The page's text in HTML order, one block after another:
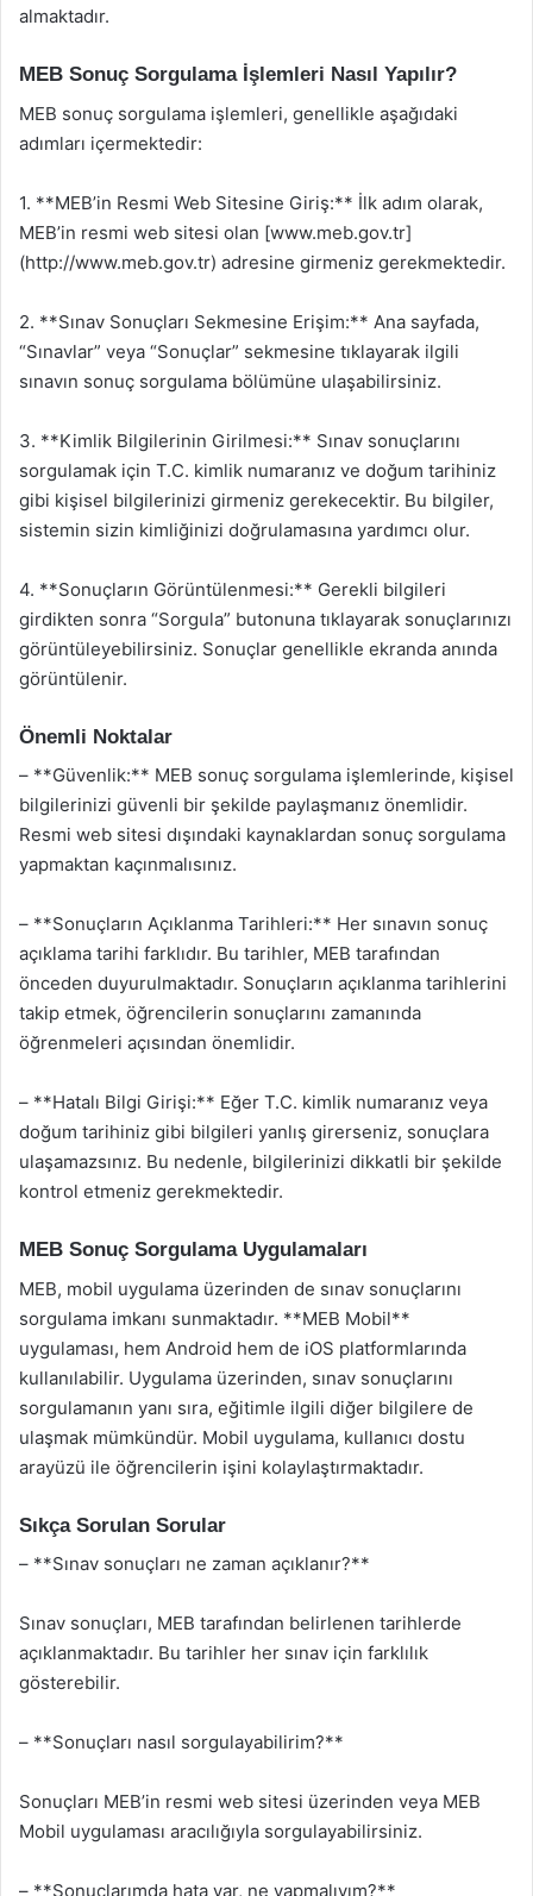
almaktadır.
MEB Sonuç Sorgulama İşlemleri Nasıl Yapılır?
MEB sonuç sorgulama işlemleri, genellikle aşağıdaki
adımları içermektedir:
1. **MEB’in Resmi Web Sitesine Giriş:** İlk adım olarak,
MEB’in resmi web sitesi olan [www.meb.gov.tr]
(http://www.meb.gov.tr) adresine girmeniz gerekmektedir.
2. **Sınav Sonuçları Sekmesine Erişim:** Ana sayfada,
“Sınavlar” veya “Sonuçlar” sekmesine tıklayarak ilgili
sınavın sonuç sorgulama bölümüne ulaşabilirsiniz.
3. **Kimlik Bilgilerinin Girilmesi:** Sınav sonuçlarını
sorgulamak için T.C. kimlik numaranız ve doğum tarihiniz
gibi kişisel bilgilerinizi girmeniz gerekecektir. Bu bilgiler,
sistemin sizin kimliğinizi doğrulamasına yardımcı olur.
4. **Sonuçların Görüntülenmesi:** Gerekli bilgileri
girdikten sonra “Sorgula” butonuna tıklayarak sonuçlarınızı
görüntüleyebilirsiniz. Sonuçlar genellikle ekranda anında
görüntülenir.
Önemli Noktalar
– **Güvenlik:** MEB sonuç sorgulama işlemlerinde, kişisel
bilgilerinizi güvenli bir şekilde paylaşmanız önemlidir.
Resmi web sitesi dışındaki kaynaklardan sonuç sorgulama
yapmaktan kaçınmalısınız.
– **Sonuçların Açıklanma Tarihleri:** Her sınavın sonuç
açıklama tarihi farklıdır. Bu tarihler, MEB tarafından
önceden duyurulmaktadır. Sonuçların açıklanma tarihlerini
takip etmek, öğrencilerin sonuçlarını zamanında
öğrenmeleri açısından önemlidir.
– **Hatalı Bilgi Girişi:** Eğer T.C. kimlik numaranız veya
doğum tarihiniz gibi bilgileri yanlış girerseniz, sonuçlara
ulaşamazsınız. Bu nedenle, bilgilerinizi dikkatli bir şekilde
kontrol etmeniz gerekmektedir.
MEB Sonuç Sorgulama Uygulamaları
MEB, mobil uygulama üzerinden de sınav sonuçlarını
sorgulama imkanı sunmaktadır. **MEB Mobil**
uygulaması, hem Android hem de iOS platformlarında
kullanılabilir. Uygulama üzerinden, sınav sonuçlarını
sorgulamanın yanı sıra, eğitimle ilgili diğer bilgilere de
ulaşmak mümkündür. Mobil uygulama, kullanıcı dostu
arayüzü ile öğrencilerin işini kolaylaştırmaktadır.
Sıkça Sorulan Sorular
– **Sınav sonuçları ne zaman açıklanır?**
Sınav sonuçları, MEB tarafından belirlenen tarihlerde
açıklanmaktadır. Bu tarihler her sınav için farklılık
gösterebilir.
– **Sonuçları nasıl sorgulayabilirim?**
Sonuçları MEB’in resmi web sitesi üzerinden veya MEB
Mobil uygulaması aracılığıyla sorgulayabilirsiniz.
– **Sonuçlarımda hata var, ne yapmalıyım?**